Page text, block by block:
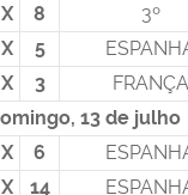
X 8
3º
X 5
X 3
FRANÇA
13 de julho
X 6
X 14